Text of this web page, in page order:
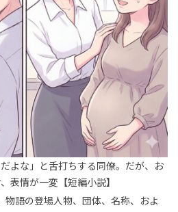
ド深堀）
STORY
Team
アウト」「失った信用は二度と取り戻せな
声相次ぐ。馬淵優佳&瀬戸大也が離婚を報告
人）
ENTERTAINMENT
Team
早いて笑」「涙もろすぎ(笑)」と話題に。り
が現役引退発表会見を実施。木原龍一選手
泣
よな」と舌打ちする同僚。だが、お
表情が一変【短編小説】
物語の登場人物、団体、名称、およ